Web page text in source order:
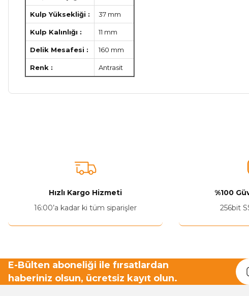
Kulp Yüksekliği : 37 mm
Kulp Kalınlığı : 11 mm
Delik Mesafesi : 160 mm
Renk : Antrasit
Ürün açıklamasında eksik bilgiler bulunuyor.
Hızlı Kargo Hizmeti
16:00’a kadar ki tüm siparişler
%100
256bit
E-Bülten aboneliği ile fırsatlardan
haberiniz olsun, ücretsiz kayıt olun.